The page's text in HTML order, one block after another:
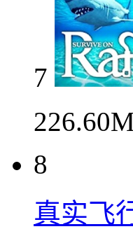
7
8
真实飞